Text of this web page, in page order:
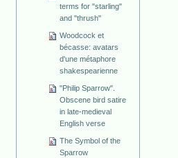
terms for "starling"
and "thrush"
Woodcock et
bécasse: avatars
d'une métaphore
shakespearienne
"Philip Sparrow".
Obscene bird satire
in late-medieval
English verse
The Symbol of the
Sparrow